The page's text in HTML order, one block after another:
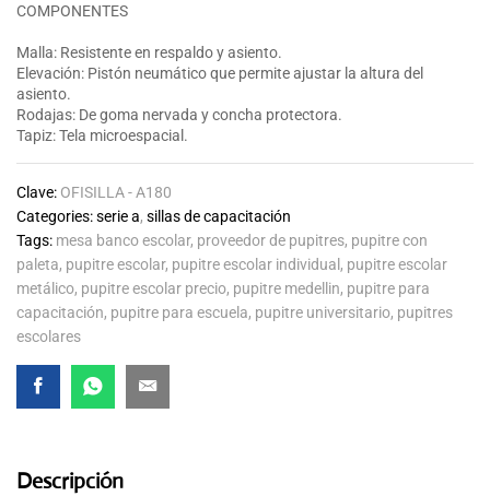
COMPONENTES
Malla: Resistente en respaldo y asiento.
Elevación: Pistón neumático que permite ajustar la altura del
asiento.
Rodajas: De goma nervada y concha protectora.
Tapiz: Tela microespacial.
Clave: OFISILLA - A180
Categories:serie a, sillas de capacitación
Tags: mesa banco escolar, proveedor de pupitres, pupitre con
paleta, pupitre escolar, pupitre escolar individual, pupitre escolar
metálico, pupitre escolar precio, pupitre medellin, pupitre para
capacitación, pupitre para escuela, pupitre universitario, pupitres
escolares
Descripción